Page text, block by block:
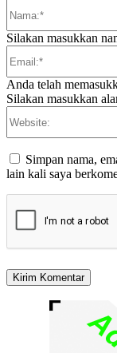
Silakan masukkan
Anda telah
Silakan masukkan
Simpan nama,
lain kali saya